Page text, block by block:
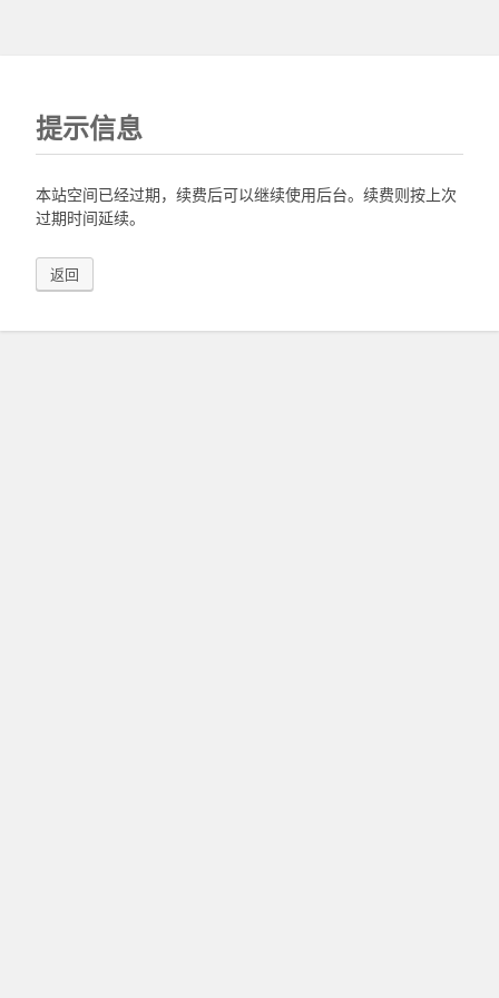
提示信息
本站空间已经过期，续费后可以继续使用后台。续费则按上次
过期时间延续。
返回